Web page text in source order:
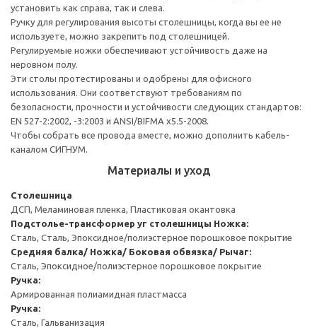
установить как справа, так и слева.
Ручку для регулирования высоты столешницы, когда вы ее не
используете, можно закрепить под столешницей.
Регулируемые ножки обеспечивают устойчивость даже на
неровном полу.
Эти столы протестированы и одобрены для офисного
использования. Они соответствуют требованиям по
безопасности, прочности и устойчивости следующих стандартов:
EN 527-2:2002, -3:2003 и ANSI/BIFMA x5.5-2008.
Чтобы собрать все провода вместе, можно дополнить кабель-
каналом СИГНУМ.
Материалы и уход
Столешница
ДСП, Меламиновая пленка, Пластиковая окантовка
Подстолье-трансформер уг столешницы Ножка:
Сталь, Сталь, Эпоксидное/полиэстерное порошковое покрытие
Средняя балка/ Ножка/ Боковая обвязка/ Рычаг:
Сталь, Эпоксидное/полиэстерное порошковое покрытие
Ручка:
Армированная полиамидная пластмасса
Ручка:
Сталь, Гальванизация